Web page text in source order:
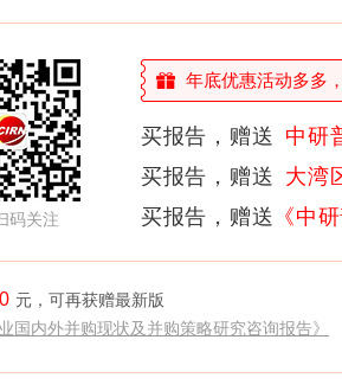
码关注
年底优惠活动多多
买报告，赠送 中研
买报告，赠送
大湾
买报告，赠送 《中
元，可再获赠最新版
国内外并购现状及并购策略研究咨询报告》